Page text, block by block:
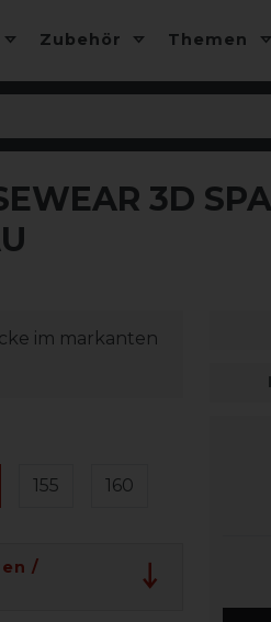
Zubehör Themen
3D
im markanten
155 160
/